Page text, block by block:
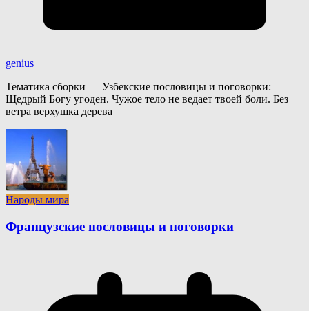
genius
Тематика сборки — Узбекские пословицы и поговорки:
Щедрый Богу угоден. Чужое тело не ведает твоей боли. Без
ветра верхушка дерева
Народы мира
Французские пословицы и поговорки